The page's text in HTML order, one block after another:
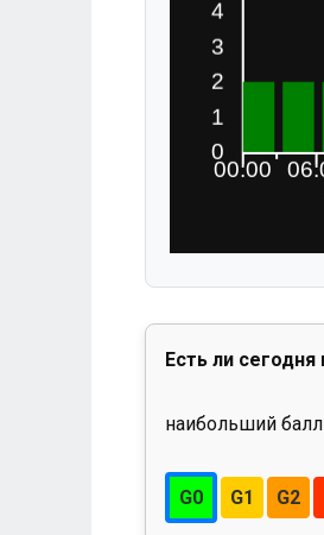
Есть ли сегодня
наибольший балл
G0 G1 G2